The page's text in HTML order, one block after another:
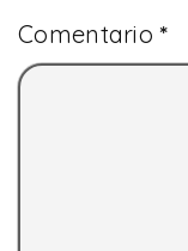
Comentario*